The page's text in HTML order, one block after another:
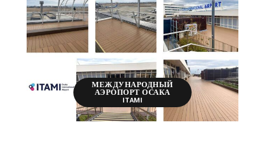
МЕЖДУНАРОДНЫЙ
АЭРОПОРТ ОСАКА
ITAMI